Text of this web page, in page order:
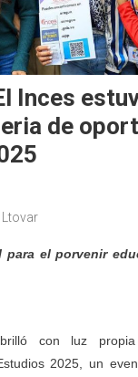
Inces
de
Ltovar
para el porvenir
con luz
2025, un